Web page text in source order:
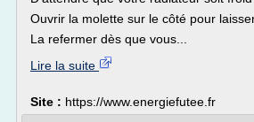
Ouvrir la molette sur le côté pour
La refermer dès que vous...
Lire la suite
Site : https://www.energiefutee.fr